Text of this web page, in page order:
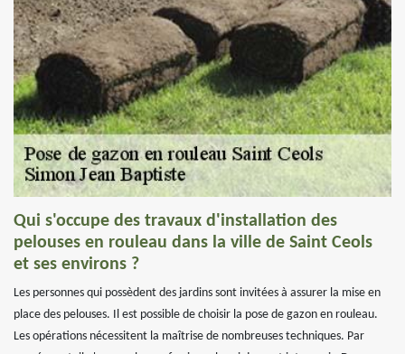
Qui s'occupe des travaux d'installation des
pelouses en rouleau dans la ville de Saint Ceols
et ses environs ?
Les personnes qui possèdent des jardins sont invitées à assurer la mise en
place des pelouses. Il est possible de choisir la pose de gazon en rouleau.
Les opérations nécessitent la maîtrise de nombreuses techniques. Par